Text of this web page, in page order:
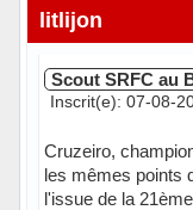
Hors ligne
litlijon
Scout SRFC au
Inscrit(e): 07-08-
Cruzeiro,
les mêmes points
l'issue de la